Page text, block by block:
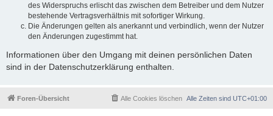
des Widerspruchs erlischt das zwischen dem Betreiber und dem Nutzer
bestehende Vertragsverhältnis mit sofortiger Wirkung.
Die Änderungen gelten als anerkannt und verbindlich, wenn der Nutzer
den Änderungen zugestimmt hat.
Informationen über den Umgang mit deinen persönlichen Daten
sind in der Datenschutzerklärung enthalten.
Foren-Übersicht Alle Zeiten sind UTC+01:00
Alle Cookies löschen